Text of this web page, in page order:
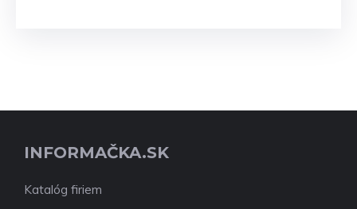
INFORMAČKA.SK
Katalóg firiem